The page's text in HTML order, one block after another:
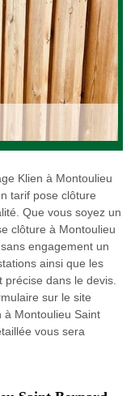
Klien à Montoulieu
tarif pose clôture
Que vous soyez un
clôture à Montoulieu
engagement un
ainsi que les
dans le devis.
sur le site
à Montoulieu Saint
vous sera